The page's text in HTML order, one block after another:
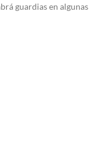
guardias en algunas